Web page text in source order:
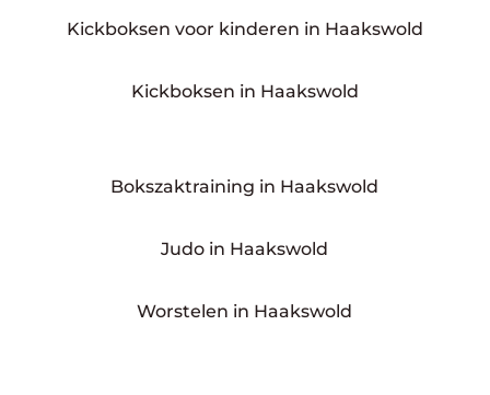
Kickboksen voor kinderen in Haakswold
Kickboksen in Haakswold
Bokszaktraining in Haakswold
Judo in Haakswold
Worstelen in Haakswold